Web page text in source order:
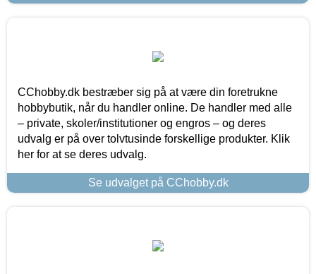
CChobby.dk bestræber sig på at være din foretrukne
hobbybutik, når du handler online. De handler med alle
– private, skoler/institutioner og engros – og deres
udvalg er på over tolvtusinde forskellige produkter. Klik
her for at se deres udvalg.
Se udvalget på CChobby.dk